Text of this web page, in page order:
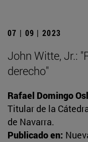
07 | 09 | 2023
John Witte, Jr.:
derecho"
Rafael Domingo
Titular de la
de Navarra.
Publicado en: